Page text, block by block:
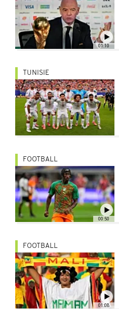
01:10
TUNISIE
00:50
FOOTBALL
01:08
FOOTBALL